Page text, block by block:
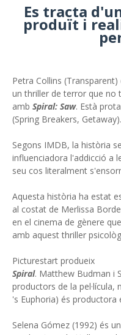
Es tracta
produït i
Petra Collins
un thriller de terror que no
amb Spiral: Saw. Està
(Spring Breakers, Getaway).
Segons IMDB, la història
influenciadora l'addicció a
seu cos literalment
Aquesta història ha estat
al costat de Merlissa
en el cinema de gènere
amb aquest thriller
Picturestart produeix
Spiral. Matthew Budman i
productors de la pel·lícula,
's Euphoria) és productora
Selena Gómez (1992) és